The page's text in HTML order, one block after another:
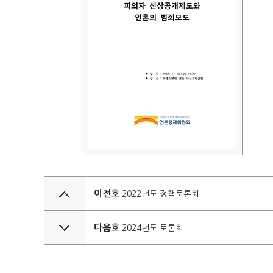
이전호 2022년도 정책토론회
다음호 2024년도 토론회